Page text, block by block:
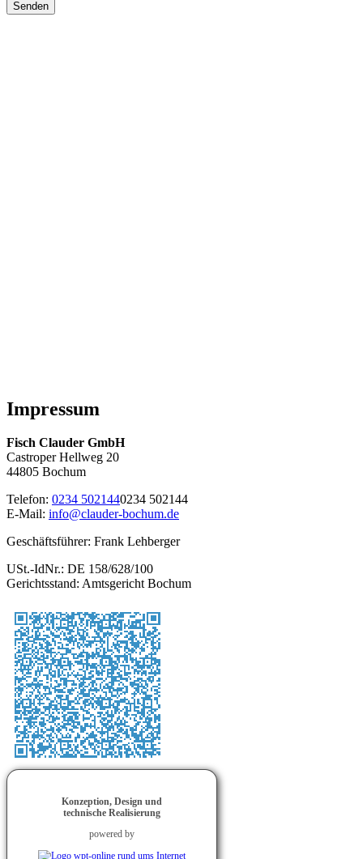
Impressum
Fisch Clauder GmbH
Castroper Hellweg 20
44805 Bochum
Telefon: 0234 5021440234 502144
E-Mail: info@clauder-bochum.de
Geschäftsführer: Frank Lehberger
USt.-IdNr.: DE 158/628/100
Gerichtsstand: Amtsgericht Bochum
Konzeption, Design und
technische Realisierung
powered by